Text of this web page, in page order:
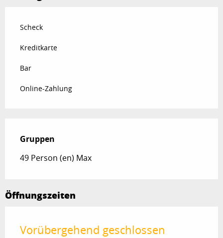
Scheck
Kreditkarte
Bar
Online-Zahlung
Gruppen
Gruppen
49 Person (en) Max
Öffnungszeiten
Vorübergehend geschlossen